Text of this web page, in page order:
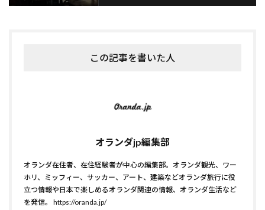
この記事を書いた人
オランダjp編集部
オランダ在住者、在住経験者が中心の編集部。オランダ観光、ワー
ホリ、ミッフィー、サッカー、アート、建築などオランダ旅行に役
立つ情報や日本で楽しめるオランダ関連の情報、オランダ生活など
を発信。 https://oranda.jp/